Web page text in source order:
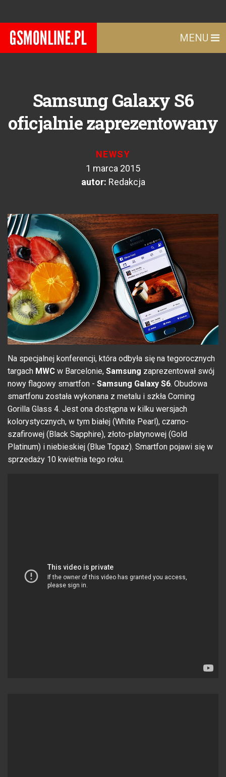
MENU
Samsung Galaxy S6
oficjalnie zaprezentowany
NEWSY
1 marca 2015
autor: Redakcja
Na specjalnej konferencji, która odbyła się na tegorocznych
targach MWC w Barcelonie, Samsung zaprezentował swój
nowy flagowy smartfon - Samsung Galaxy S6. Obudowa
smartfonu została wykonana z metalu i szkła Corning
Gorilla Glass 4. Jest ona dostępna w kilku wersjach
kolorystycznych, w tym białej (White Pearl), czarno-
szafirowej (Black Sapphire), złoto-platynowej (Gold
Platinum) i niebieskiej (Blue Topaz). Smartfon pojawi się w
sprzedaży 10 kwietnia tego roku.